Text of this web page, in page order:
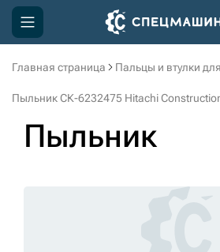
Главная страница Пальцы и втулки
Пыльник СК-6232475 Hitachi
Пыльник
Компания
Доставка и оплата